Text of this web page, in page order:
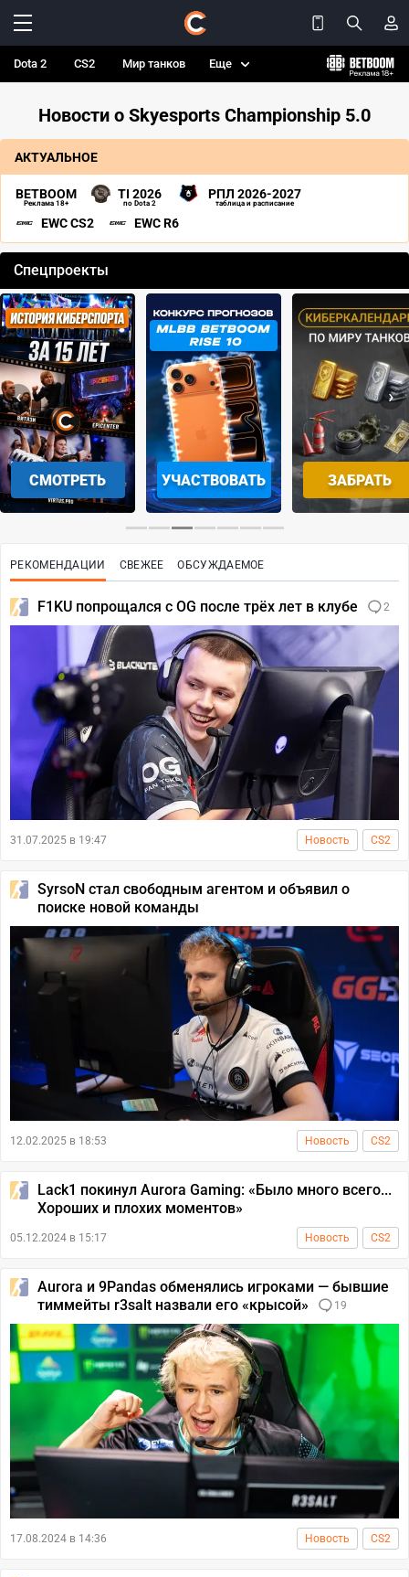
Dota 2 CS2 Мир танков Еще
Новости о Skyesports Championship 5.0
АКТУАЛЬНОЕ
BETBOOM
Реклама 18+
TI 2026
по Dota 2
РПЛ 2026-2027
таблица и расписание
EWC CS2 EWC R6
Спецпроекты
УЧАСТВОВАТЬ ЗАБРАТЬ
‹ ›
РЕКОМЕНДАЦИИ СВЕЖЕЕ ОБСУЖДАЕМОЕ
F1KU попрощался с OG после трёх лет в клубе 2
31.07.2025 в 19:47 Новость CS2
SyrsoN стал свободным агентом и объявил о
поиске новой команды
12.02.2025 в 18:53 Новость CS2
Lack1 покинул Aurora Gaming: «Было много всего...
Хороших и плохих моментов»
05.12.2024 в 15:17 Новость CS2
Aurora и 9Pandas обменялись игроками — бывшие
тиммейты r3salt назвали его «крысой»
19
17.08.2024 в 14:36 Новость CS2